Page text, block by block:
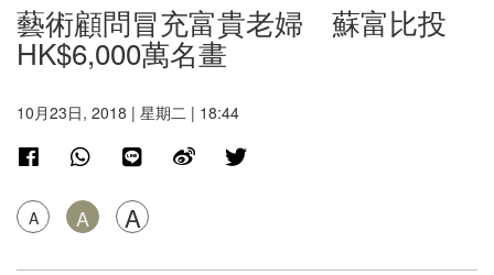
藝術顧問冒充富貴老婦 蘇富比投
HK$6,000萬名畫
10月23日, 2018 | 星期二 | 18:44
A A A